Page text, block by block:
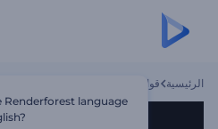
الرئيسية قوالب
language